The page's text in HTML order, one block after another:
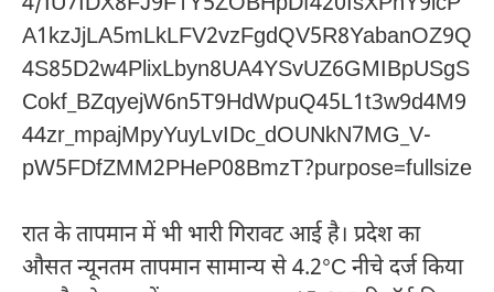
रात के तापमान में भी भारी गिरावट आई है। प्रदेश का
औसत न्यूनतम तापमान सामान्य से 4.2°C नीचे दर्ज किया